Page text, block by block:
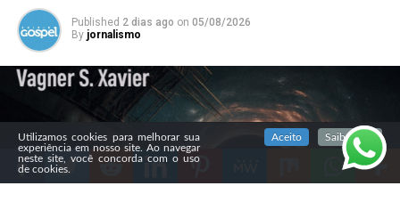
SIGA NOSSAS REDES SOCIAIS
Published 2 dias ago on 05/08/2026
By jornalismo
Utilizamos cookies para melhorar sua
experiência em nosso site. Ao navegar
neste site, você concorda com o uso
de cookies.
Aceito Saiba mais